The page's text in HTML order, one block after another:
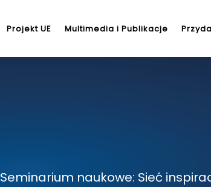
Projekt UE Multimedia i Publikacje
Seminarium naukowe: Sieć